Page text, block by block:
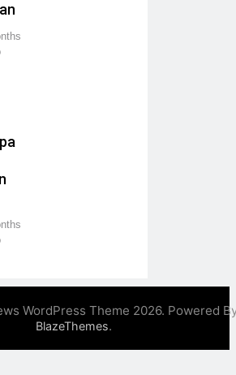
WordPress Theme 2026. Powered
BlazeThemes.